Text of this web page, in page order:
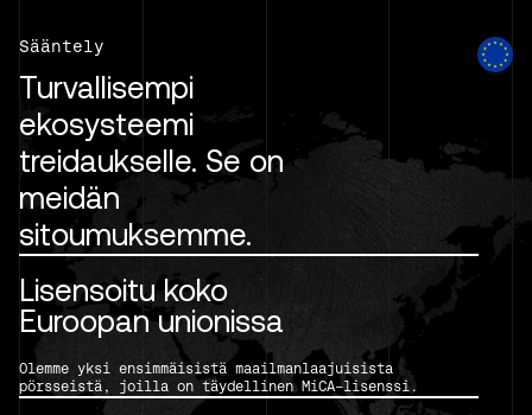
Sääntely
Turvallisempi
ekosysteemi
treidaukselle. Se on
meidän
sitoumuksemme.
Lisensoitu koko
Euroopan unionissa
Olemme yksi ensimmäisistä maailmanlaajuisista
pörsseistä, joilla on täydellinen MiCA-lisenssi.